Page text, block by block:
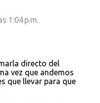
1:04 p.m.
directo del
vez que andemos
que llevar para que